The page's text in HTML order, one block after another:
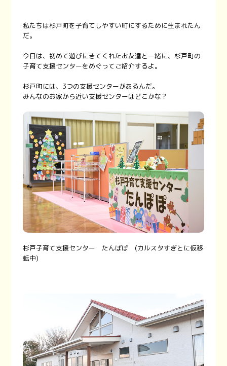
私たちは杉戸町を子育てしやすい町にするために生まれたん
だ。
今日は、初めて遊びにきてくれたお友達と一緒に、杉戸町の
子育て支援センターをめぐってご紹介するよ。
杉戸町には、3つの支援センターがあるんだ。
みんなのお家から近い支援センターはどこかな？
杉戸子育て支援センター たんぽぽ (カルスタすぎとに仮移
転中)